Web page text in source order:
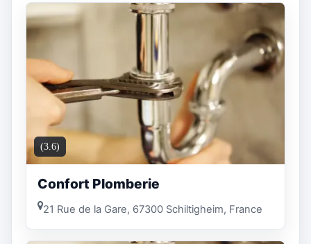
(3.6)
Confort Plomberie
21 Rue de la Gare, 67300 Schiltigheim, France